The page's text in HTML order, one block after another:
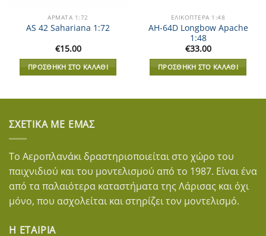
ΑΡΜΑΤΑ 1:72
AS 42 Sahariana 1:72
€15.00
ΠΡΟΣΘΉΚΗ ΣΤΟ ΚΑΛΆΘΙ
ΕΛΙΚΌΠΤΕΡΑ 1:48
AH-64D Longbow Apache
1:48
€33.00
ΠΡΟΣΘΉΚΗ ΣΤΟ ΚΑΛΆΘΙ
ΣΧΕΤΙΚΆ ΜΕ ΕΜΆΣ
Το Αεροπλανάκι δραστηριοποιείται στο χώρο του
παιχνιδιού και του μοντελισμού από το 1987. Είναι ένα
από τα παλαιότερα καταστήματα της Λάρισας και όχι
μόνο, που ασχολείται και στηρίζει τον μοντελισμό.
Η ΕΤΑΙΡΊΑ